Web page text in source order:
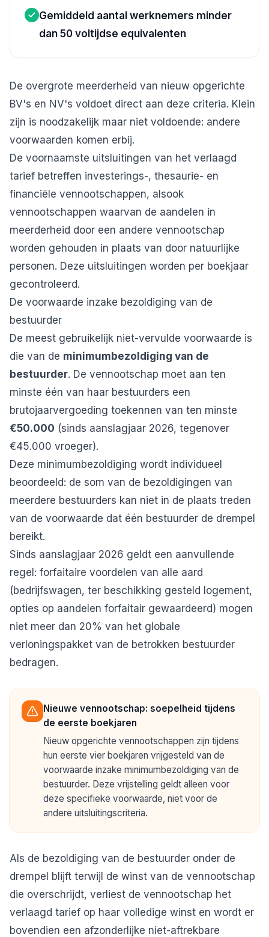
Gemiddeld aantal werknemers minder
dan 50 voltijdse equivalenten
De overgrote meerderheid van nieuw opgerichte
BV's en NV's voldoet direct aan deze criteria. Klein
zijn is noodzakelijk maar niet voldoende: andere
voorwaarden komen erbij.
De voornaamste uitsluitingen van het verlaagd
tarief betreffen investerings-, thesaurie- en
financiële vennootschappen, alsook
vennootschappen waarvan de aandelen in
meerderheid door een andere vennootschap
worden gehouden in plaats van door natuurlijke
personen. Deze uitsluitingen worden per boekjaar
gecontroleerd.
De voorwaarde inzake bezoldiging van de
bestuurder
De meest gebruikelijk niet-vervulde voorwaarde is
die van de minimumbezoldiging van de
bestuurder. De vennootschap moet aan ten
minste één van haar bestuurders een
brutojaarvergoeding toekennen van ten minste
€50.000 (sinds aanslagjaar 2026, tegenover
€45.000 vroeger).
Deze minimumbezoldiging wordt individueel
beoordeeld: de som van de bezoldigingen van
meerdere bestuurders kan niet in de plaats treden
van de voorwaarde dat één bestuurder de drempel
bereikt.
Sinds aanslagjaar 2026 geldt een aanvullende
regel: forfaitaire voordelen van alle aard
(bedrijfswagen, ter beschikking gesteld logement,
opties op aandelen forfaitair gewaardeerd) mogen
niet meer dan 20% van het globale
verloningspakket van de betrokken bestuurder
bedragen.
Nieuwe vennootschap: soepelheid tijdens
de eerste boekjaren
Nieuw opgerichte vennootschappen zijn tijdens
hun eerste vier boekjaren vrijgesteld van de
voorwaarde inzake minimumbezoldiging van de
bestuurder. Deze vrijstelling geldt alleen voor
deze specifieke voorwaarde, niet voor de
andere uitsluitingscriteria.
Als de bezoldiging van de bestuurder onder de
drempel blijft terwijl de winst van de vennootschap
die overschrijdt, verliest de vennootschap het
verlaagd tarief op haar volledige winst en wordt er
bovendien een afzonderlijke niet-aftrekbare